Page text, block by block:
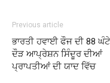
Previous article
ਭਾਰਤੀ ਹਵਾਈ ਫੌਜ ਦੀ 88
ਦੌੜ ਆਪ੍ਰੇਸ਼ਨ ਸਿੰਦੂਰ ਦੀਆਂ
ਪ੍ਰਾਪਤੀਆਂ ਦੀ ਯਾਦ ਵਿੱਚ